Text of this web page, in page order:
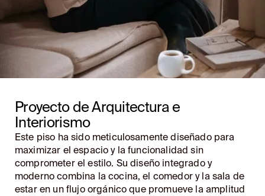
Proyecto de Arquitectura e
Interiorismo
Este piso ha sido meticulosamente diseñado para
maximizar el espacio y la funcionalidad sin
comprometer el estilo. Su diseño integrado y
moderno combina la cocina, el comedor y la sala de
estar en un flujo orgánico que promueve la amplitud